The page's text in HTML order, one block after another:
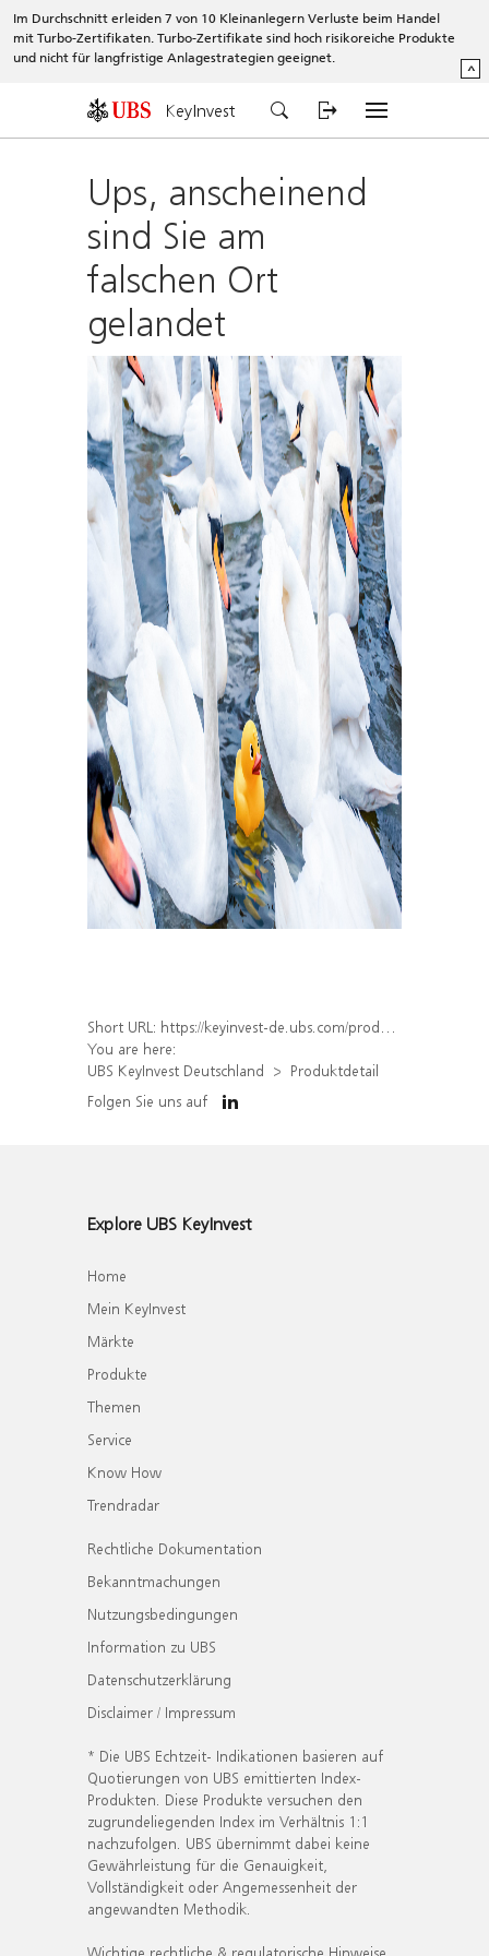
Im Durchschnitt erleiden 7 von 10 Kleinanlegern Verluste beim Handel
mit Turbo-Zertifikaten. Turbo-Zertifikate sind hoch risikoreiche Produkte
und nicht für langfristige Anlagestrategien geeignet.
^
KeyInvest
Ups, anscheinend
sind Sie am
falschen Ort
gelandet
Short URL: https://keyinvest-de.ubs.com/produkt/detail/index/isin/DE000WA6XJJ2
You are here:
UBS KeyInvest Deutschland
Produktdetail
Folgen Sie uns auf
Explore UBS KeyInvest
Home
Mein KeyInvest
Märkte
Produkte
Themen
Service
Know How
Trendradar
Rechtliche Dokumentation
Bekanntmachungen
Nutzungsbedingungen
Information zu UBS
Datenschutzerklärung
Disclaimer / Impressum
* Die UBS Echtzeit- Indikationen basieren auf
Quotierungen von UBS emittierten Index-
Produkten. Diese Produkte versuchen den
zugrundeliegenden Index im Verhältnis 1:1
nachzufolgen. UBS übernimmt dabei keine
Gewährleistung für die Genauigkeit,
Vollständigkeit oder Angemessenheit der
angewandten Methodik.